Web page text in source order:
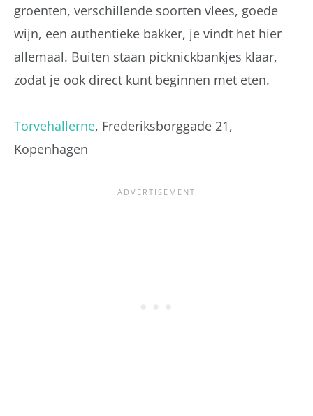
groenten, verschillende soorten vlees, goede
wijn, een authentieke bakker, je vindt het hier
allemaal. Buiten staan picknickbankjes klaar,
zodat je ook direct kunt beginnen met eten.
Torvehallerne, Frederiksborggade 21,
Kopenhagen